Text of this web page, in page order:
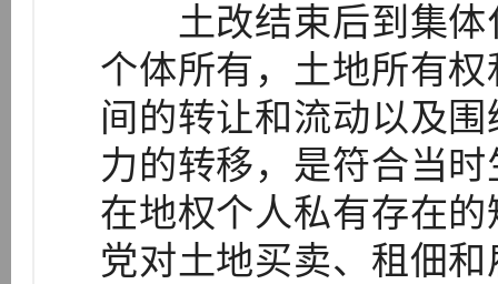
土改结束后到集体
个体所有，土地所有
间的转让和流动以及
力的转移，是符合当
在地权个人私有存在
党对土地买卖、租佃